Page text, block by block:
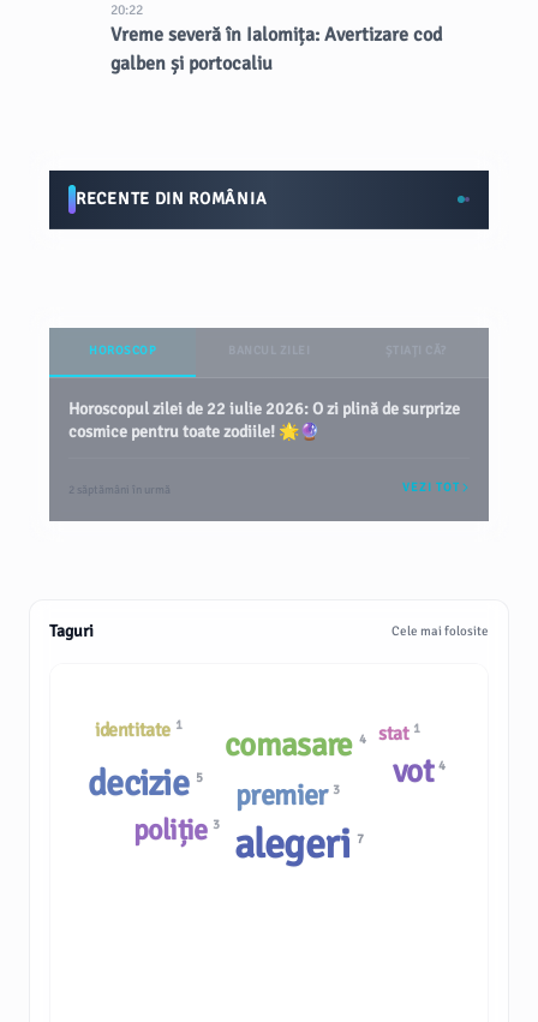
20:22
Vreme severă în Ialomița: Avertizare cod
galben și portocaliu
RECENTE DIN ROMÂNIA
HOROSCOP
Horoscopul zilei de 22 iulie 2026: O zi plină de surprize
cosmice pentru toate zodiile! 🌟🔮
2 săptămâni în urmă VEZI TOT
Taguri Cele mai folosite
identitate 1
premier 3
stat 1
alegeri7
poliție 3
comasare 4
decizie 5 vot4